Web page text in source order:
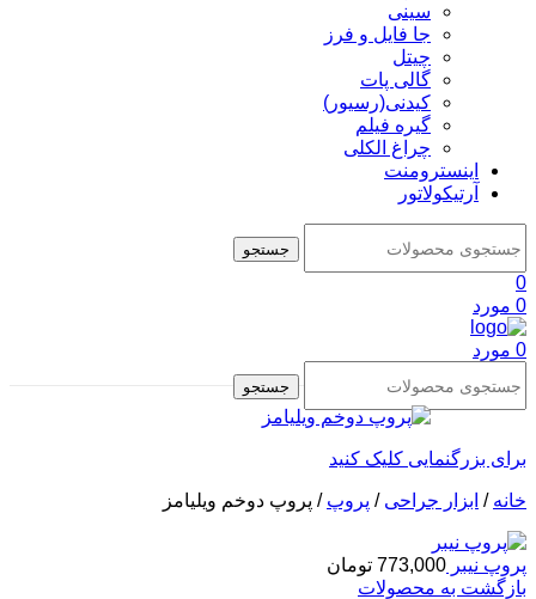
سینی
جا فایل و فرز
چیتل
گالی پات
کیدنی(رسیور)
گیره فیلم
چراغ الکلی
اینسترومنت
آرتیکولاتور
جستجو
0
0 مورد
0 مورد
جستجو
برای بزرگنمایی کلیک کنید
خانه / ابزار جراحی / پروپ / پروپ دوخم ویلیامز
پروپ نیبر 773,000 تومان
بازگشت به محصولات